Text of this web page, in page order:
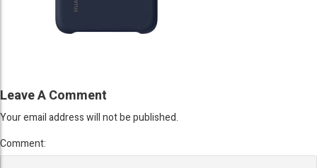
Leave A Comment
Your email address will not be published.
Comment: